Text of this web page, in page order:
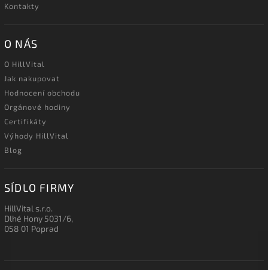
Kontakty
O NÁS
O HillVital
Jak nakupovat
Hodnocení obchodu
Orgánové hodiny
Certifikáty
Výhody HillVital
Blog
SÍDLO FIRMY
HillVital s.r.o.
Dlhé Hony 5031/6,
058 01 Poprad